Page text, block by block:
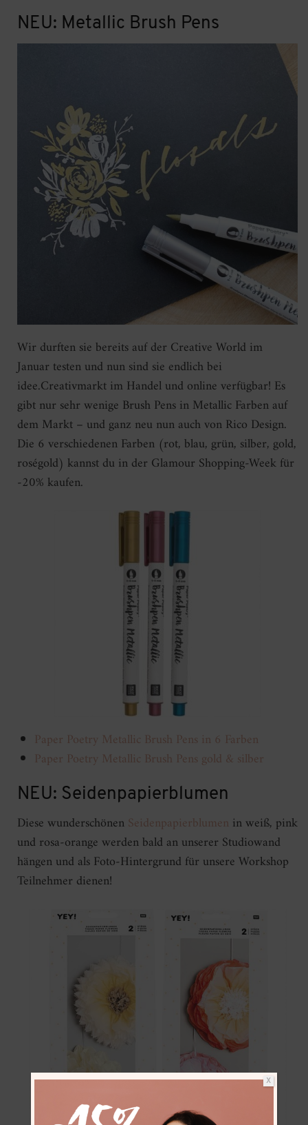
NEU: Metallic Brush Pens
Wir durften sie bereits auf der Creative World im
Januar testen und nun sind sie endlich bei
idee.Creativmarkt im Handel und online verfügbar! Es
gibt nur sehr wenige Brush Pens in Metallic Farben auf
dem Markt – und ganz neu nun auch von Rico Design.
Die 6 verschiedenen Farben (rot, blau, grün, silber, gold,
roségold) kannst du in der Glamour Shopping-Week für
-20% kaufen.
Paper Poetry Metallic Brush Pens in 6 Farben
Paper Poetry Metallic Brush Pens gold & silber
NEU: Seidenpapierblumen
Diese wunderschönenSeidenpapierblumen in weiß, pink
und rosa-orange werden bald an unserer Studiowand
hängen und als Foto-Hintergrund für unsere Workshop
Teilnehmer dienen!
X